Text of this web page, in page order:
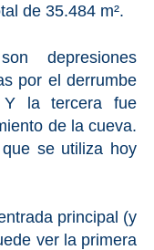
de 35.484 m².
depresiones
por el derrumbe
Y la tercera fue
de la cueva.
se utiliza hoy
principal (y
ver la primera